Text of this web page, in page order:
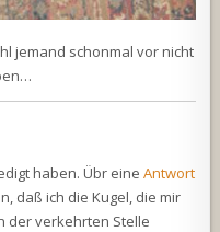
jemand schonmal vor nicht
haben. Übr eineAntwort
daß ich die Kugel, die mir
der verkehrten Stelle